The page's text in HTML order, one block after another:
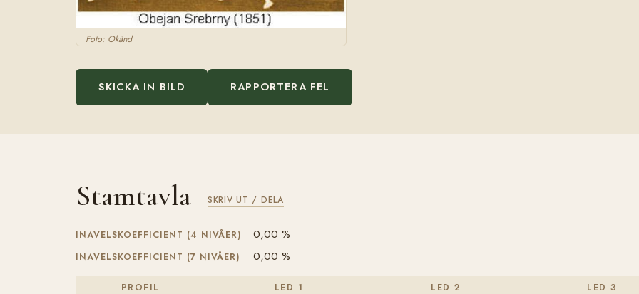
Foto: Okänd
SKICKA IN BILD RAPPORTERA FEL
Stamtavla SKRIV UT / DELA
INAVELSKOEFFICIENT (4 NIVÅER) 0,00 %
INAVELSKOEFFICIENT (7 NIVÅER) 0,00 %
PROFIL LED 1 LED 2 LED 3